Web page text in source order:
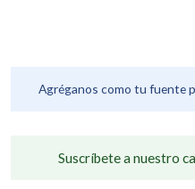
Agréganos como tu fuente
Suscríbete a nuestro